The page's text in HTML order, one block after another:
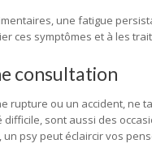
une fatigue
ces symptômes et à les
consultation
rupture ou un accident, ne
sont aussi des
psy peut éclaircir vos